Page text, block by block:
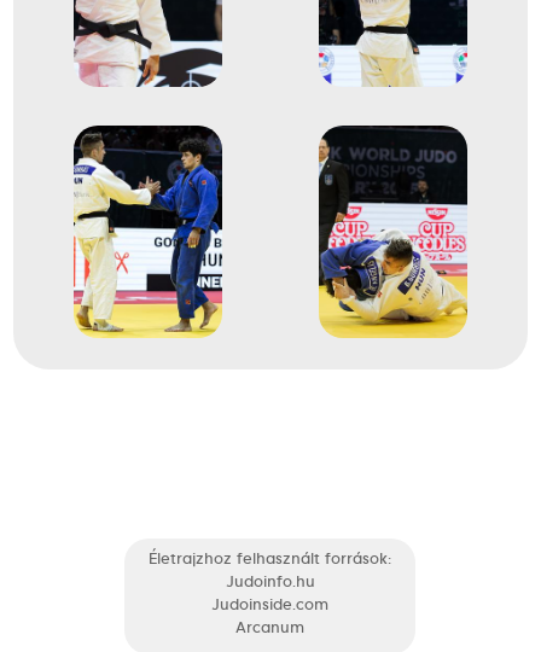
Életrajzhoz felhasznált források:
Judoinfo.hu
Judoinside.com
Arcanum